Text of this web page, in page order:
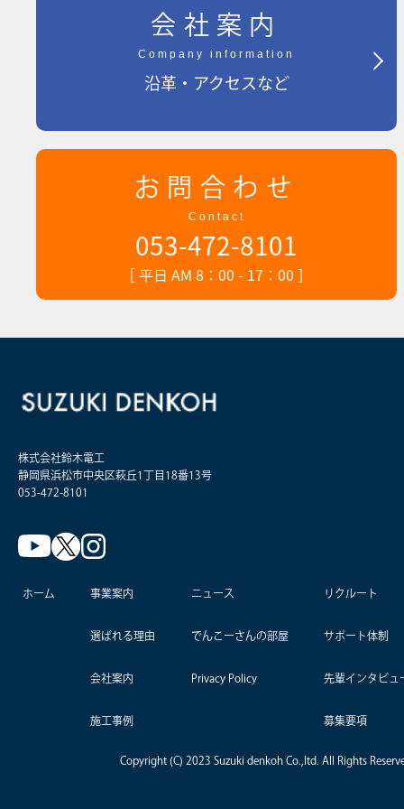
会社案内
Company information
沿革・アクセスなど
お問合わせ
Contact
053-472-8101
［ 平日 AM 8：00 - 17：00 ］
株式会社鈴木電工
静岡県浜松市中央区萩丘1丁目18番13号
053-472-8101
ホーム 事業案内
選ばれる理由
会社案内
施工事例
ニュース
でんこーさんの部屋
Privacy Policy
リクルート
サポート体制
先輩インタビュ
募集要項
Copyright (C) 2023 Suzuki denkoh Co.,ltd. All Rights